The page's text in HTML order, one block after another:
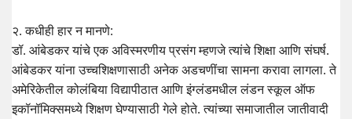
२. कधीही हार न मानणे:
डॉ. आंबेडकर यांचे एक अविस्मरणीय प्रसंग म्हणजे त्यांचे शिक्षा आणि संघर्ष.
आंबेडकर यांना उच्चशिक्षणासाठी अनेक अडचणींचा सामना करावा लागला. ते
अमेरिकेतील कोलंबिया विद्यापीठात आणि इंग्लंडमधील लंडन स्कूल ऑफ
इकॉनॉमिक्समध्ये शिक्षण घेण्यासाठी गेले होते. त्यांच्या समाजातील जातीवादी